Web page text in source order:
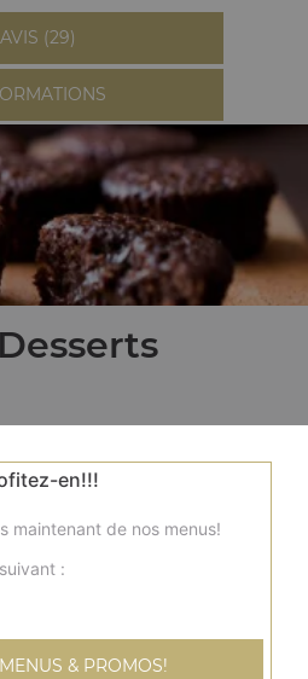
AVIS (29)
€
en!!!
maintenant de nos menus!
:
& PROMOS!